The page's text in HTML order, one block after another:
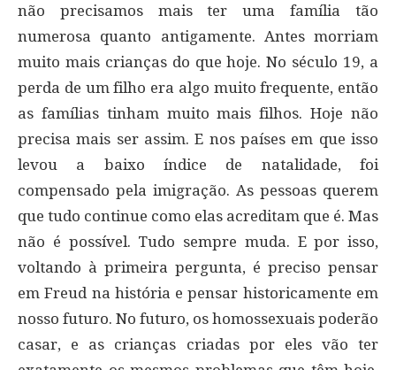
não precisamos mais ter uma família tão
numerosa quanto antigamente. Antes morriam
muito mais crianças do que hoje. No século 19, a
perda de um filho era algo muito frequente, então
as famílias tinham muito mais filhos. Hoje não
precisa mais ser assim. E nos países em que isso
levou a baixo índice de natalidade, foi
compensado pela imigração. As pessoas querem
que tudo continue como elas acreditam que é. Mas
não é possível. Tudo sempre muda. E por isso,
voltando à primeira pergunta, é preciso pensar
em Freud na história e pensar historicamente em
nosso futuro. No futuro, os homossexuais poderão
casar, e as crianças criadas por eles vão ter